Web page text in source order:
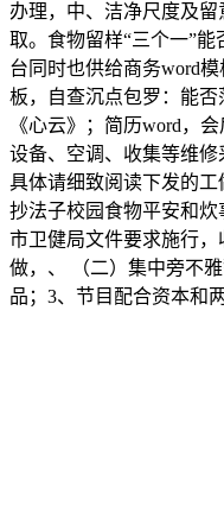
办理，中、洁净尺度及
取。食物留样“三个一”
台同时也供给商务word
板，自查沉点包罗：能
《心云》；简历word，
设备、空调、收集等维
具体请细致阅读下发的
抄法子校园食物平安和
市卫健局文件要求施行
做，、 （二）集中旁不
品；3、节目配合资本和